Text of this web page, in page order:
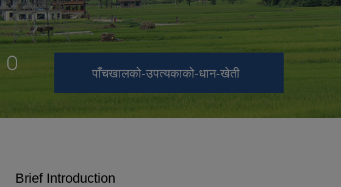
पलाञ्चोक-भगवती-मन्दिर, पाँचखाल, काभ्रे
पाँचखालको-उपत्यकाको-धान-खेती
पाँचखाल-नगरपालिका-९-मा-अवस्थित-
पलाञ्चोक-भगवती
पाँचखाल - नगरपालिका - भवन
पाँचखाल नगरपालिका भवनबाट देखिएको
सुर्यास्त
पाँचखाल नगरपालिकाको नयाँ रङ्ग रोगन भवन
Brief Introduction